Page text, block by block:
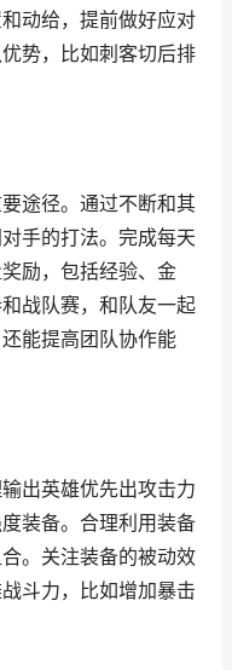
动给，提前做好应对
势，比如刺客切后排
途径。通过不断和其
手的打法。完成每天
励，包括经验、金
战队赛，和队友一起
能提高团队协作能
出英雄优先出攻击力
装备。合理利用装备
。关注装备的被动效
斗力，比如增加暴击